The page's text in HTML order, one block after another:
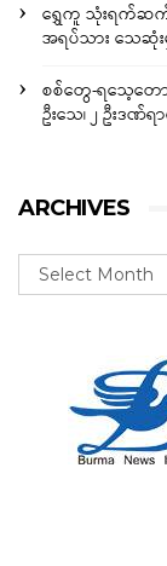
ရွှေကူ သုံးရက်ဆက်
အရပ်သား သေဆုံးမှု
စစ်တွေ-ရသေ့တော
ဦးသေ၊ ၂ ဦးဒဏ်ရ
ARCHIVES